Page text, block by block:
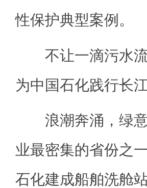
性保护典型案例。
不让一滴污水流
为中国石化践行长
浪潮奔涌，绿意
业最密集的省份之
石化建成船舶洗舱